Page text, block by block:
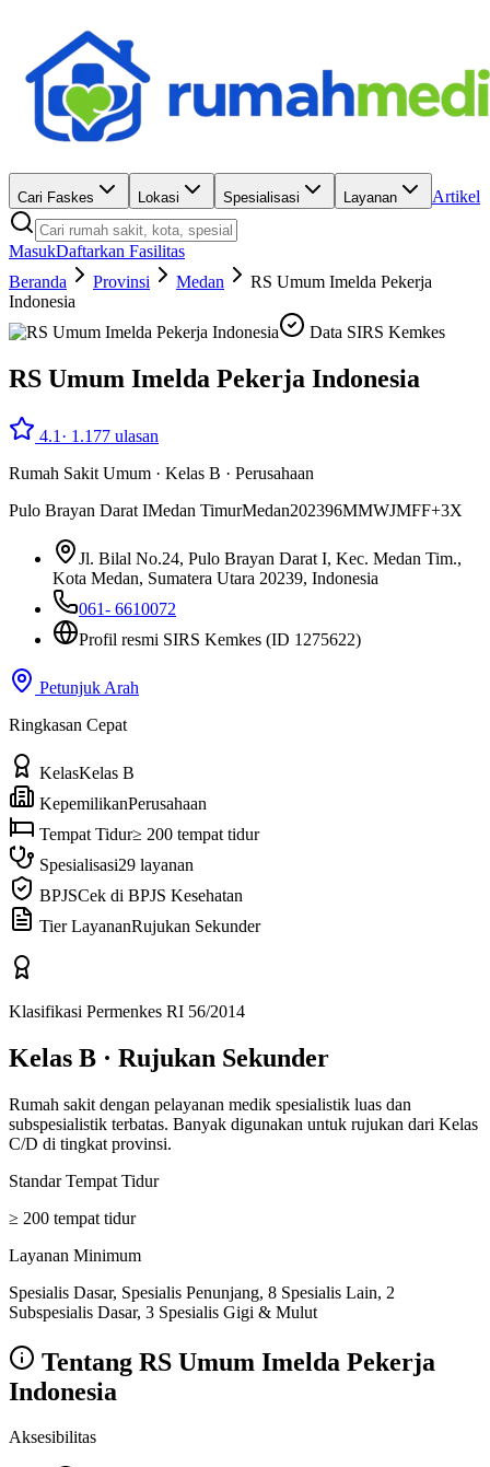
Cari Faskes Lokasi Spesialisasi Layanan Artikel
MasukDaftarkan Fasilitas
Beranda
Provinsi Medan
RS Umum Imelda Pekerja
Indonesia
Data SIRS Kemkes
RS Umum Imelda Pekerja Indonesia
4.1 · 1.177 ulasan
Rumah Sakit Umum · Kelas B · Perusahaan
Pulo Brayan Darat IMedan TimurMedan202396MMWJMFF+3X
Jl. Bilal No.24, Pulo Brayan Darat I, Kec. Medan Tim.,
Kota Medan, Sumatera Utara 20239, Indonesia
061- 6610072
Profil resmi SIRS Kemkes (ID 1275622)
Petunjuk Arah
Ringkasan Cepat
KelasKelas B
KepemilikanPerusahaan
Tempat Tidur≥ 200 tempat tidur
Spesialisasi29 layanan
BPJSCek di BPJS Kesehatan
Tier LayananRujukan Sekunder
Klasifikasi Permenkes RI 56/2014
Kelas B · Rujukan Sekunder
Rumah sakit dengan pelayanan medik spesialistik luas dan
subspesialistik terbatas. Banyak digunakan untuk rujukan dari Kelas
C/D di tingkat provinsi.
Standar Tempat Tidur
≥ 200 tempat tidur
Layanan Minimum
Spesialis Dasar, Spesialis Penunjang, 8 Spesialis Lain, 2
Subspesialis Dasar, 3 Spesialis Gigi & Mulut
Tentang RS Umum Imelda Pekerja
Indonesia
Aksesibilitas